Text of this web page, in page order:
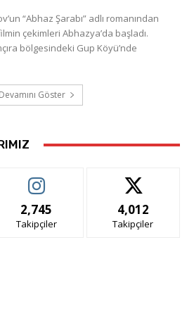
“Abhaz Şarabı” adlı romanından
çekimleri Abhazya’da başladı.
bölgesindeki Gup Köyü’nde
Devamını Göster
2,745
Takipçiler
4,012
Takipçiler